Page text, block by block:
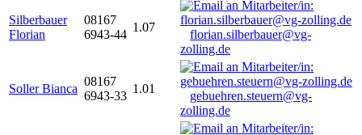
Silberbauer
Florian
08167
6943-44
1.07
florian.silberbauer@vg-
zolling.de
Soller Bianca
08167
6943-33
1.01
gebuehren.steuern@vg-
zolling.de